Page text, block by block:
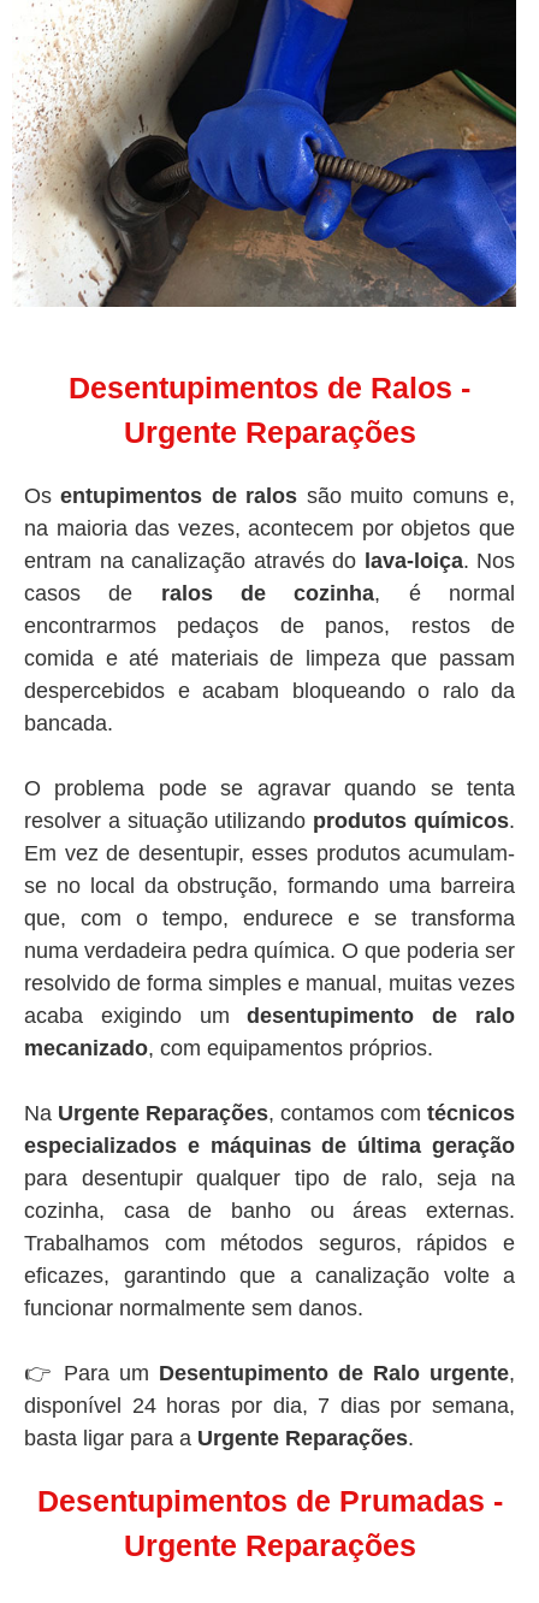
Desentupimentos de Ralos -
Urgente Reparações
Osentupimentos de ralos são muito comuns e,
na maioria das vezes, acontecem por objetos que
entram na canalização através do lava-loiça. Nos
casos de ralos de cozinha, é normal
encontrarmos pedaços de panos, restos de
comida e até materiais de limpeza que passam
despercebidos e acabam bloqueando o ralo da
bancada.
O problema pode se agravar quando se tenta
resolver a situação utilizando produtos químicos.
Em vez de desentupir, esses produtos acumulam-
se no local da obstrução, formando uma barreira
que, com o tempo, endurece e se transforma
numa verdadeira pedra química. O que poderia ser
resolvido de forma simples e manual, muitas vezes
acaba exigindo umdesentupimento de ralo
mecanizado, com equipamentos próprios.
Na Urgente Reparações, contamos com técnicos
especializados e máquinas de última geração
para desentupir qualquer tipo de ralo, seja na
cozinha, casa de banho ou áreas externas.
Trabalhamos com métodos seguros, rápidos e
eficazes, garantindo que a canalização volte a
funcionar normalmente sem danos.
👉 Para um Desentupimento de Ralo urgente,
disponível 24 horas por dia, 7 dias por semana,
basta ligar para a Urgente Reparações.
Desentupimentos de Prumadas -
Urgente Reparações